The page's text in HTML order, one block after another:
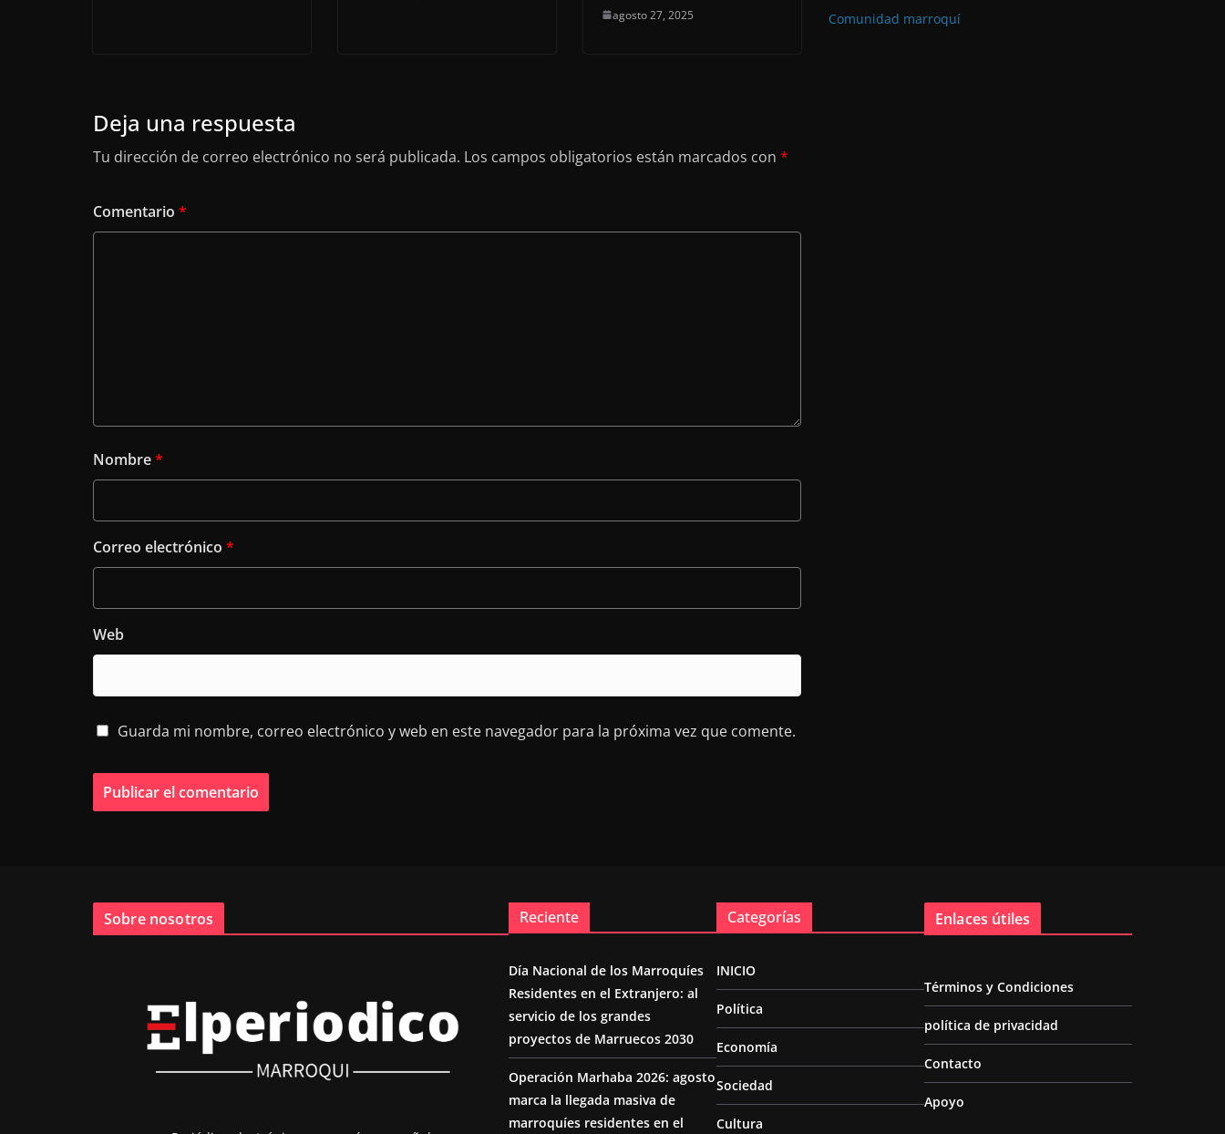
agosto 27, 2025
Deja una respuesta
Tu dirección de correo electrónico no será publicada. Los campos obligatorios están marcados con *
Comentario *
Nombre*
Correo electrónico *
Web
Guarda mi nombre, correo electrónico y web en este navegador para la próxima vez que comente.
Comunidad marroquí
Sobre nosotros Reciente
Día Nacional de los Marroquíes
Residentes en el Extranjero: al
servicio de los grandes
proyectos de Marruecos 2030
Operación Marhaba 2026: agosto
marca la llegada masiva de
marroquíes residentes en el
Categorías
INICIO
Política
Economía
Sociedad
Cultura
Enlaces útiles
Términos y Condiciones
política de privacidad
Contacto
Apoyo